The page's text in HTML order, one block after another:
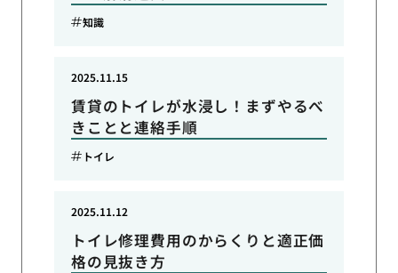
知識
賃貸のトイレが水浸し！まずやるべ
きことと連絡手順
2025.11.15
トイレ
トイレ修理費用のからくりと適正価
格の見抜き方
2025.11.12